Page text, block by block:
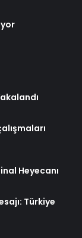
Heyecanı
Türkiye